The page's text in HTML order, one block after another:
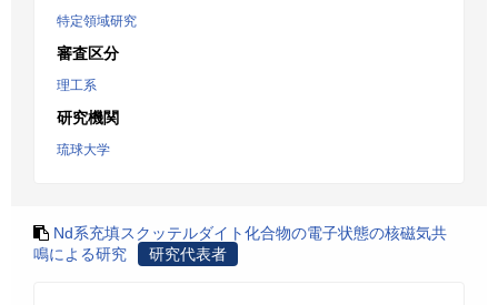
特定領域研究
審査区分
理工系
研究機関
琉球大学
Nd系充填スクッテルダイト化合物の電子状態の核磁気共
鳴による研究
研究代表者